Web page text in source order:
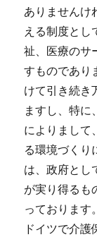
ありませんけ
える制度とし
祉、医療のサ
すものであり
けて引き続き
ますし、特に
によりまして
る環境づくり
は、政府とし
が実り得るも
っております。
ドイツで介護